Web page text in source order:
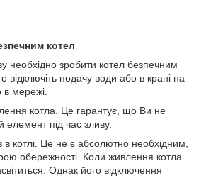
котел
необхідно зробити котел безпечним
відключіть подачу води або в крані на
в мережі.
котла. Це гарантує, що Ви не
елемент під час зливу.
в котлі. Це не є абсолютно необхідним,
обережності. Коли живлення котла
Однак його відключення